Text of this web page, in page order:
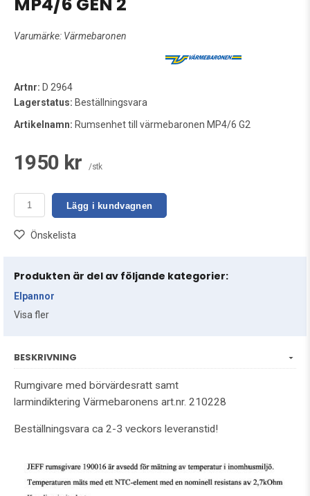
Varumärke: Värmebaronen
Artnr: D 2964
Lagerstatus: Beställningsvara
Artikelnamn: Rumsenhet till värmebaronen MP4/6 G2
1950 kr /stk
Lägg i kundvagnen
Önskelista
Produkten är del av följande kategorier:
Elpannor
Visa fler
BESKRIVNING
Rumgivare med börvärdesratt samt
larmindiktering Värmebaronens art.nr. 210228
Beställningsvara ca 2-3 veckors leveranstid!